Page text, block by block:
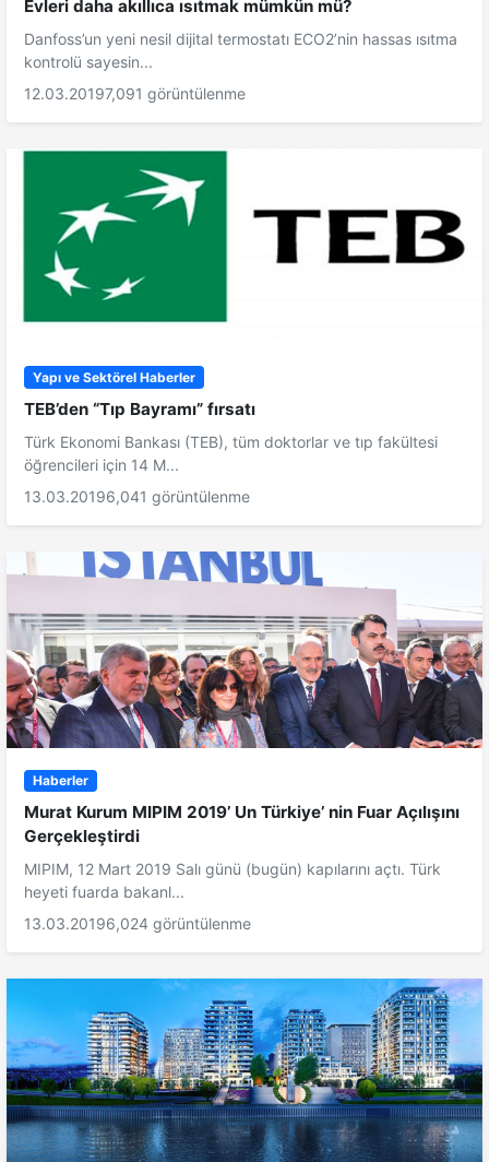
Evleri daha akıllıca ısıtmak mümkün mü?
Danfoss’un yeni nesil dijital termostatı ECO2’nin hassas ısıtma
kontrolü sayesin...
12.03.20197,091 görüntülenme
Yapı ve Sektörel Haberler
TEB’den “Tıp Bayramı” fırsatı
Türk Ekonomi Bankası (TEB), tüm doktorlar ve tıp fakültesi
öğrencileri için 14 M...
13.03.20196,041 görüntülenme
Haberler
Murat Kurum MIPIM 2019’ Un Türkiye’ nin Fuar Açılışını
Gerçekleştirdi
MIPIM, 12 Mart 2019 Salı günü (bugün) kapılarını açtı. Türk
heyeti fuarda bakanl...
13.03.20196,024 görüntülenme